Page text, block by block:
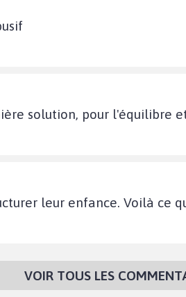
solution, pour l'équilibre
leur enfance. Voilà ce
VOIR TOUS LES